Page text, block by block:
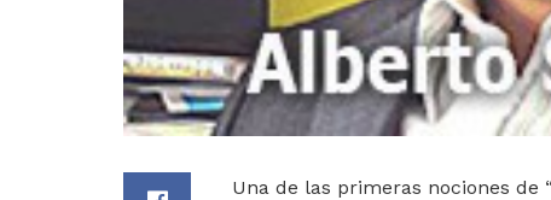
Una de las primeras nociones de